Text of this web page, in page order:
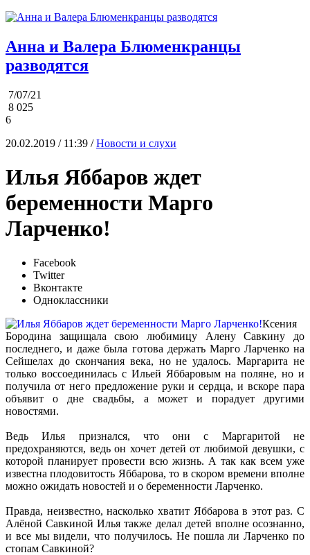
Анна и Валера Блюменкранцы
разводятся
7/07/21
8 025
6
20.02.2019 / 11:39 /Новости и слухи
Илья Яббаров ждет
беременности Марго
Ларченко!
Facebook
Twitter
Вконтакте
Одноклассники
Ксения
Бородина защищала свою любимицу Алену Савкину до
последнего, и даже была готова держать Марго Ларченко на
Сейшелах до скончания века, но не удалось. Маргарита не
только воссоединилась с Ильей Яббаровым на поляне, но и
получила от него предложение руки и сердца, и вскоре пара
объявит о дне свадьбы, а может и порадует другими
новостями.
Ведь Илья признался, что они с Маргаритой не
предохраняются, ведь он хочет детей от любимой девушки, с
которой планирует провести всю жизнь. А так как всем уже
известна плодовитость Яббарова, то в скором времени вполне
можно ожидать новостей и о беременности Ларченко.
Правда, неизвестно, насколько хватит Яббарова в этот раз. С
Алёной Савкиной Илья также делал детей вполне осознанно,
и все мы видели, что получилось. Не пошла ли Ларченко по
стопам Савкиной?